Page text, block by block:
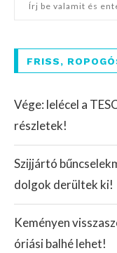
FRISS,
Vége: lelécel a
részletek!
Szijjártó
dolgok derültek ki!
Keményen
óriási balhé lehet!